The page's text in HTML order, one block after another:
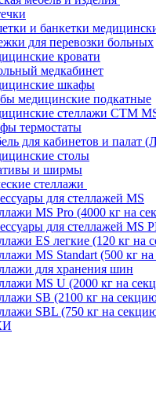
и банкетки
для перевозки больных
кровати
медкабинет
шкафы
медицинские подкатные
стеллажи CTM
термостаты
для кабинетов и палат
столы
и ширмы
стеллажи
для стеллажей MS
MS Pro (4000 кг на
для стеллажей MS
ES легкие (120 кг на
MS Standart (500 кг
для хранения шин
MS U (2000 кг на
SB (2100 кг на
SBL (750 кг на